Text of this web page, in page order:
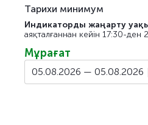
Тарихи минимум
Индикаторды жаңарту
аяқталғаннан кейін 17:30-
Мұрағат
05.08.2026 — 05.08.2026